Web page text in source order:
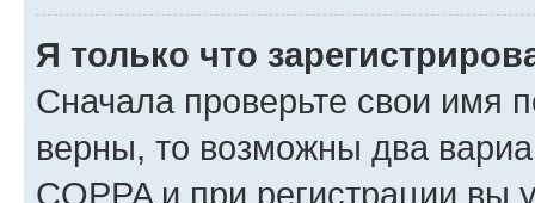
Я только что
Сначала проверьте свои имя
верны, то возможны два
COPPA и при регистрации вы